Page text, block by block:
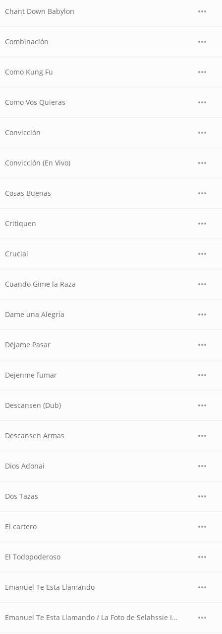
Chant Down Babylon
Combinación
Como Kung Fu
Como Vos Quieras
Convicción
Convicción (En Vivo)
Cosas Buenas
Critiquen
Crucial
Cuando Gime la Raza
Dame una Alegría
Déjame Pasar
Dejenme fumar
Descansen (Dub)
Descansen Armas
Dios Adonai
Dos Tazas
El cartero
El Todopoderoso
Emanuel Te Esta Llamando
Emanuel Te Esta Llamando / La Foto de Selahssie I (En Vivo)